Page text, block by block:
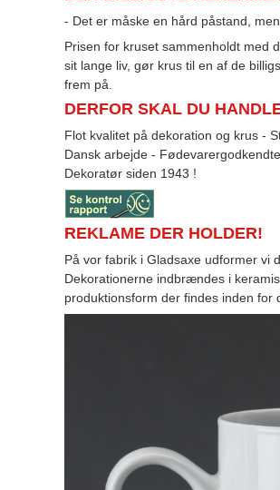
- Det er måske en hård påstand,
Prisen for kruset sammenholdt med
sit lange liv, gør krus til en af de
frem på.
DERFOR SKAL DU
Flot kvalitet på dekoration og krus -
Dansk arbejde -
Dekoratør siden 1943 !
REKLAME DER HOLDER!
På vor fabrik i Gladsaxe udformer vi
Dekorationerne indbrændes i
produktionsform der findes inden